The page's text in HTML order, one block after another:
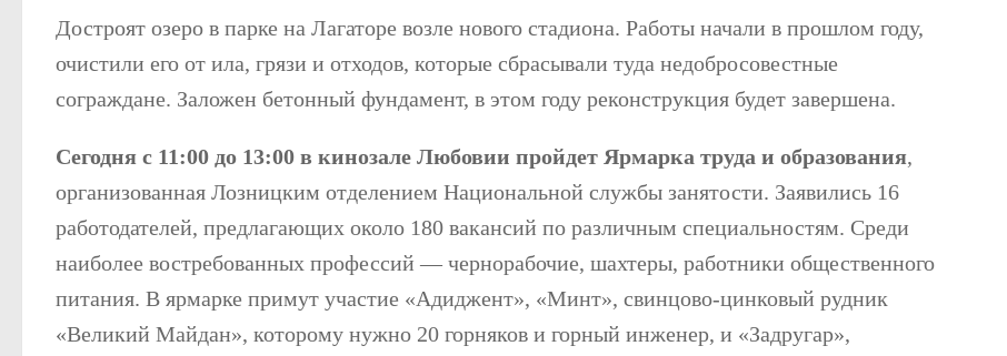
Достроят озеро в парке на Лагаторе возле нового стадиона. Работы начали в прошлом году,
очистили его от ила, грязи и отходов, которые сбрасывали туда недобросовестные
сограждане. Заложен бетонный фундамент, в этом году реконструкция будет завершена.
Сегодня с 11:00 до 13:00 в кинозале Любовии пройдет Ярмарка труда и образования,
организованная Лозницким отделением Национальной службы занятости. Заявились 16
работодателей, предлагающих около 180 вакансий по различным специальностям. Среди
наиболее востребованных профессий — чернорабочие, шахтеры, работники общественного
питания. В ярмарке примут участие «Адиджент», «Минт», свинцово-цинковый рудник
«Великий Майдан», которому нужно 20 горняков и горный инженер, и «Задругар»,